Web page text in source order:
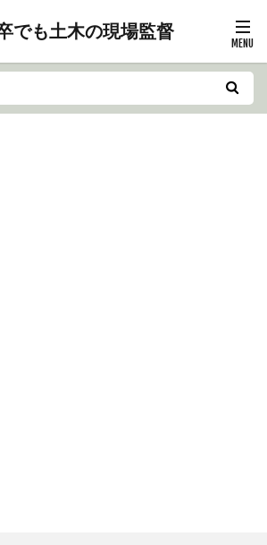
でも土木の現場監督